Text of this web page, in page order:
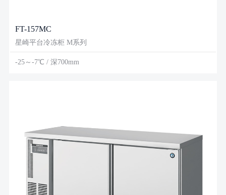
FT-157MC
星崎平台冷冻柜 M系列
-25～-7℃ / 深700mm